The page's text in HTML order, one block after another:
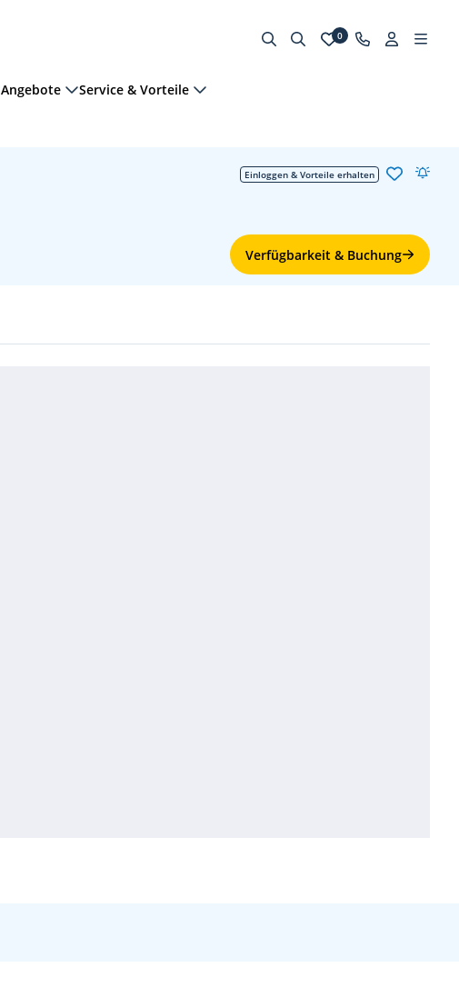
0
Angebote Service & Vorteile
Einloggen & Vorteile erhalten
Verfügbarkeit & Buchung